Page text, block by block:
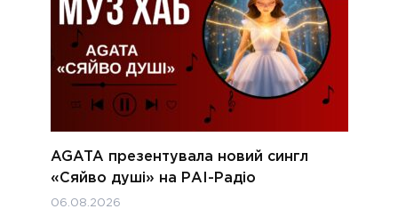
AGATA презентувала новий сингл
«Сяйво душі» на РАІ-Радіо
06.08.2026